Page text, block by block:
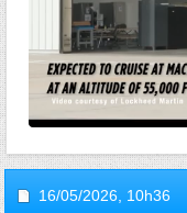
16/05/2026, 10h36